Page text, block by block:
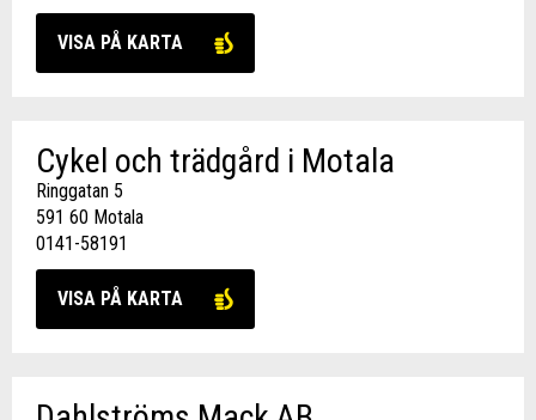
VISA PÅ KARTA
Cykel och trädgård i Motala
Ringgatan 5
591 60 Motala
0141-58191
VISA PÅ KARTA